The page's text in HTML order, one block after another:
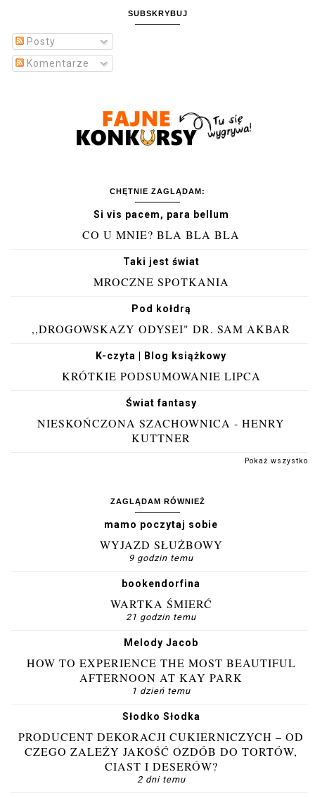
SUBSKRYBUJ
Posty
Komentarze
CHĘTNIE ZAGLĄDAM:
Si vis pacem, para bellum
CO U MNIE? BLA BLA BLA
Taki jest świat
MROCZNE SPOTKANIA
Pod kołdrą
,,DROGOWSKAZY ODYSEI" DR. SAM AKBAR
K-czyta | Blog książkowy
KRÓTKIE PODSUMOWANIE LIPCA
Świat fantasy
NIESKOŃCZONA SZACHOWNICA - HENRY
KUTTNER
Pokaż wszystko
ZAGLĄDAM RÓWNIEŻ
mamo poczytaj sobie
WYJAZD SŁUŻBOWY
9 godzin temu
bookendorfina
WARTKA ŚMIERĆ
21 godzin temu
Melody Jacob
HOW TO EXPERIENCE THE MOST BEAUTIFUL
AFTERNOON AT KAY PARK
1 dzień temu
Słodko Słodka
PRODUCENT DEKORACJI CUKIERNICZYCH – OD
CZEGO ZALEŻY JAKOŚĆ OZDÓB DO TORTÓW,
CIAST I DESERÓW?
2 dni temu